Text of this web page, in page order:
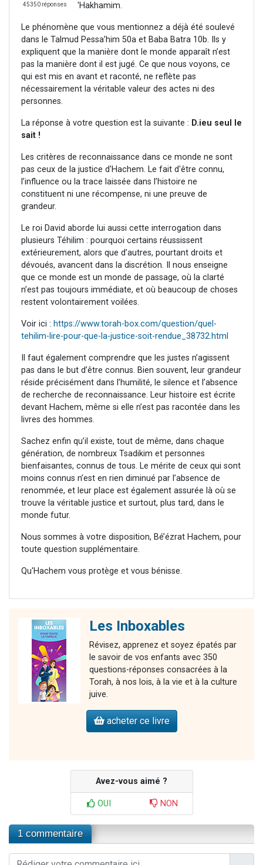
45350 réponses
'Hakhamim.
Le phénomène que vous mentionnez a déjà été soulevé
dans le Talmud Pessa’him 50a et Baba Batra 10b. Ils y
expliquent que la manière dont le monde apparaît n’est
pas la manière dont il est jugé. Ce que nous voyons, ce
qui est mis en avant et raconté, ne reflète pas
nécessairement la véritable valeur des actes ni des
personnes.
La réponse à votre question est la suivante : D.ieu seul le
sait !
Les critères de reconnaissance dans ce monde ne sont
pas ceux de la justice d'Hachem. Le fait d'être connu,
l’influence ou la trace laissée dans l’histoire ne
constituent ni une récompense, ni une preuve de
grandeur.
Le roi David aborde lui aussi cette interrogation dans
plusieurs Téhilim : pourquoi certains réussissent
extérieurement, alors que d’autres, pourtant droits et
dévoués, avancent dans la discrétion. Il nous enseigne
que ce monde est un monde de passage, où la clarté
n’est pas toujours immédiate, et où beaucoup de choses
restent volontairement voilées.
Voir ici : https://www.torah-box.com/question/quel-
tehilim-lire-pour-que-la-justice-soit-rendue_38732.html
Il faut également comprendre que les justes n’agissent
pas dans le but d’être connus. Bien souvent, leur grandeur
réside précisément dans l’humilité, le silence et l’absence
de recherche de reconnaissance. Leur histoire est écrite
devant Hachem, même si elle n’est pas racontée dans les
livres des hommes.
Sachez enfin qu’il existe, tout de même, dans chaque
génération, de nombreux Tsadikim et personnes
bienfaisantes, connus de tous. Le mérite de ceux qui sont
moins connus n’est en rien diminué par l’absence de
renommée, et leur place est également assurée là où se
trouve la véritable justice et surtout, plus tard, dans le
monde futur.
Nous sommes à votre disposition, Bé’ézrat Hachem, pour
toute question supplémentaire.
Qu'Hachem vous protège et vous bénisse.
Les Inboxables
Révisez, apprenez et soyez épatés par
le savoir de vos enfants avec 350
questions-réponses consacrées à la
Torah, à nos lois, à la vie et à la culture
juive.
acheter ce livre
Avez-vous aimé ?
OUI NON
1 commentaire